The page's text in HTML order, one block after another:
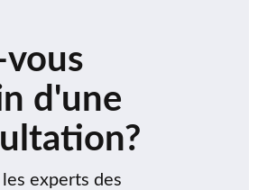
vous
d'une
experts des